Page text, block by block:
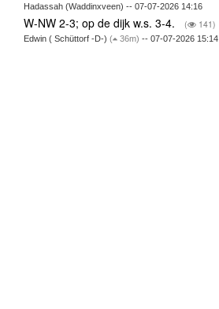
Hadassah (Waddinxveen) -- 07-07-2026 14:16
W-NW 2-3; op de dijk w.s. 3-4. ( 141)
Edwin ( Schüttorf -D-) ( 36m) -- 07-07-2026 15:14